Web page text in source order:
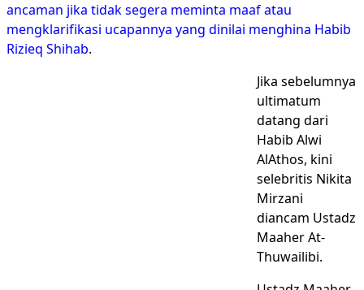
ancaman jika tidak segera meminta maaf atau
mengklarifikasi ucapannya yang dinilai menghina Habib
Rizieq Shihab.
Jika sebelumnya
ultimatum
datang dari
Habib Alwi
AlAthos, kini
selebritis Nikita
Mirzani
diancam Ustadz
Maaher At-
Thuwailibi.